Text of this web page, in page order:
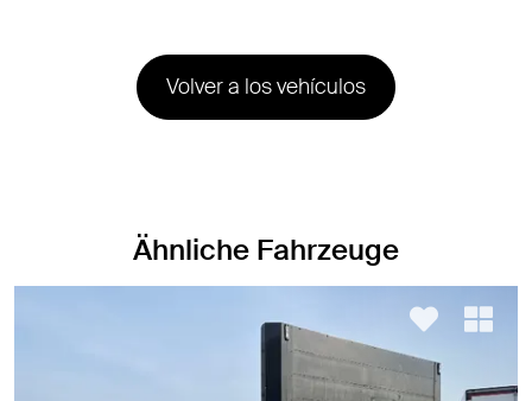
Volver a los vehículos
Ähnliche Fahrzeuge